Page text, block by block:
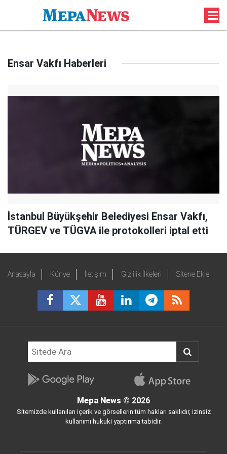
Ensar Vakfı Haberleri
İstanbul Büyükşehir Belediyesi Ensar Vakfı,
TÜRGEV ve TÜGVA ile protokolleri iptal etti
Anasayfa Künye İletişim Gizlilik İlkeleri Sitene Ekle
Mepa News © 2026
Sitemizde kullanılan içerik ve görsellerin tüm hakları saklıdır, izinsiz
kullanımı hukuki yaptırıma tabidir.